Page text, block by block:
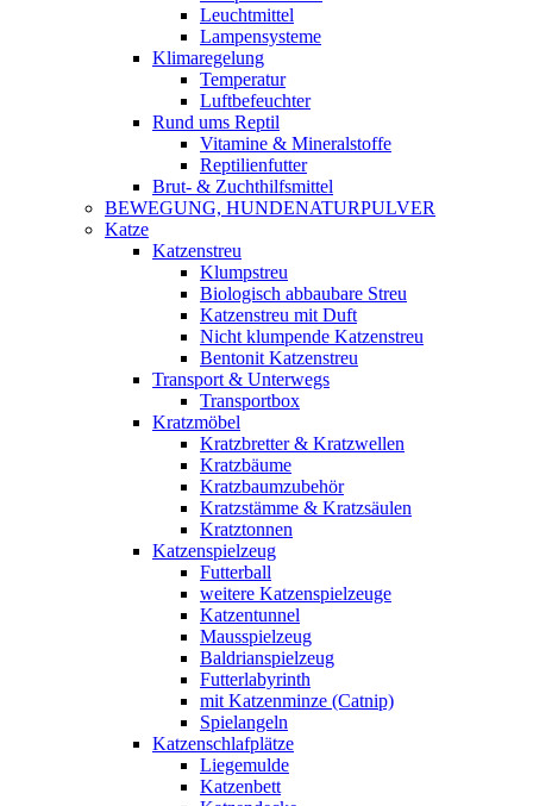
Leuchtmittel
Lampensysteme
Klimaregelung
Temperatur
Luftbefeuchter
Rund ums Reptil
Vitamine & Mineralstoffe
Reptilienfutter
Brut- & Zuchthilfsmittel
BEWEGUNG, HUNDENATURPULVER
Katze
Katzenstreu
Klumpstreu
Biologisch abbaubare Streu
Katzenstreu mit Duft
Nicht klumpende Katzenstreu
Bentonit Katzenstreu
Transport & Unterwegs
Transportbox
Kratzmöbel
Kratzbretter & Kratzwellen
Kratzbäume
Kratzbaumzubehör
Kratzstämme & Kratzsäulen
Kratztonnen
Katzenspielzeug
Futterball
weitere Katzenspielzeuge
Katzentunnel
Mausspielzeug
Baldrianspielzeug
Futterlabyrinth
mit Katzenminze (Catnip)
Spielangeln
Katzenschlafplätze
Liegemulde
Katzenbett